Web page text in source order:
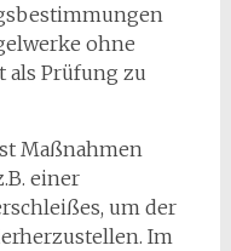
ohne
als Prüfung zu
Maßnahmen
einer
um der
Im